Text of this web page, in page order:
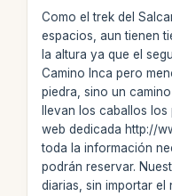
Como el trek del
espacios, aun tienen
la altura ya que el
Camino Inca pero
piedra, sino un
llevan los caballos
web dedicada http://
toda la información
podrán reservar.
diarias, sin importar el